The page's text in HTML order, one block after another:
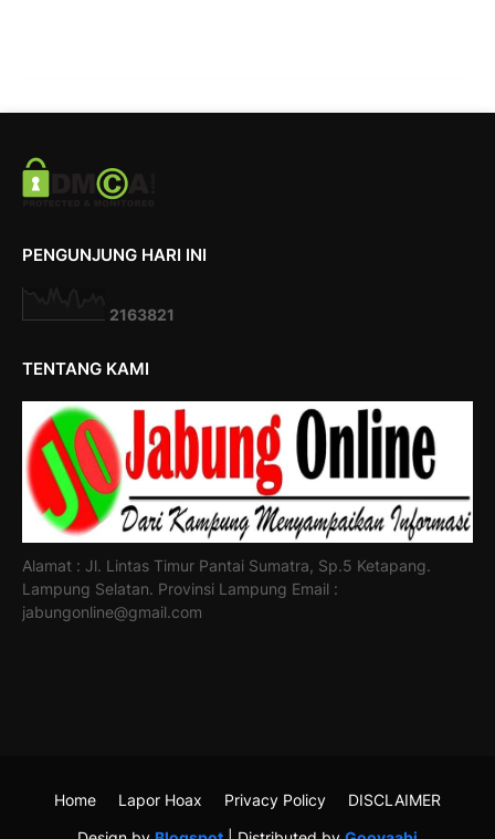
PENGUNJUNG HARI INI
2163821
TENTANG KAMI
Alamat : Jl. Lintas Timur Pantai Sumatra, Sp.5 Ketapang.
Lampung Selatan. Provinsi Lampung Email :
jabungonline@gmail.com
Home Lapor Hoax Privacy Policy DISCLAIMER